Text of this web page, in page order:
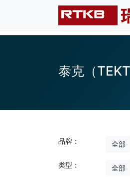
泰克（
品牌： 全部
类型： 全部